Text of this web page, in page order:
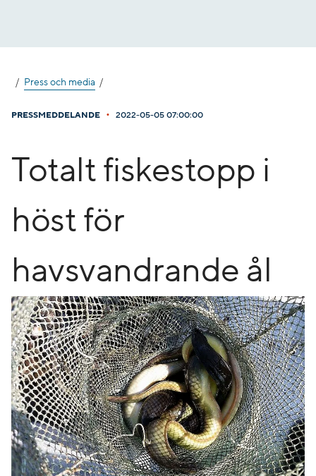
Press och media
PRESSMEDDELANDE • 2022-05-05 07:00:00
Totalt fiskestopp i
höst för
havsvandrande ål